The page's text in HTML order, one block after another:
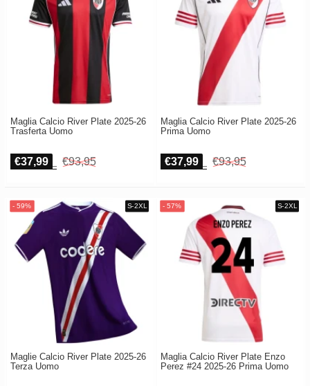
Maglia Calcio River Plate 2025-26
Trasferta Uomo
€37,99 €93,95
Maglia Calcio River Plate 2025-26
Prima Uomo
€37,99 €93,95
Maglie Calcio River Plate 2025-26
Terza Uomo
Maglia Calcio River Plate Enzo
Perez #24 2025-26 Prima Uomo